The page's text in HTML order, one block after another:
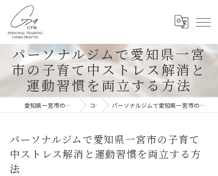
パーソナルジムで愛知県一宮
市の子育て中ストレス解消と
運動習慣を両立する方法
愛知県一宮市のパーソナルジムならG-4GYM コラム パーソナルジムで愛知県一宮市の子育て中ストレス解消と運動習慣を両立する方法
パーソナルジムで愛知県一宮市の子育て
中ストレス解消と運動習慣を両立する方
法